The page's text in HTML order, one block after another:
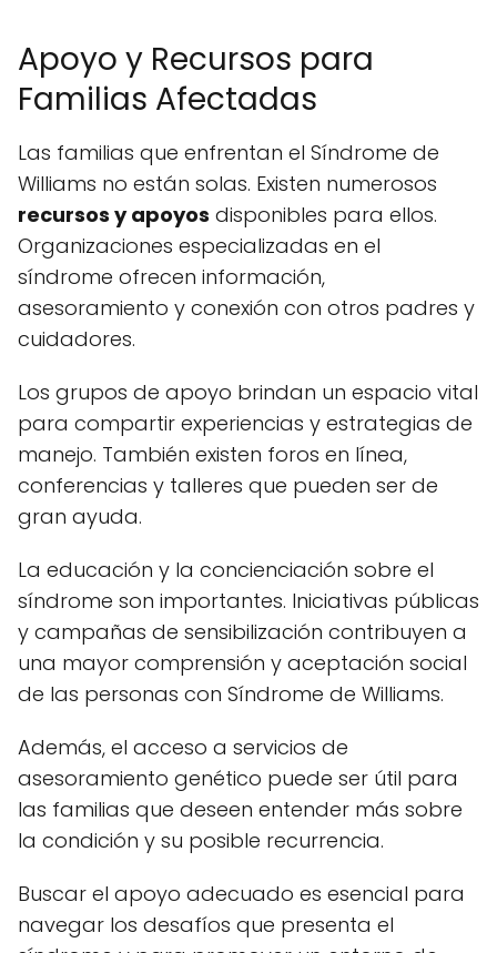
Apoyo y Recursos para
Familias Afectadas
Las familias que enfrentan el Síndrome de
Williams no están solas. Existen numerosos
recursos y apoyos disponibles para ellos.
Organizaciones especializadas en el
síndrome ofrecen información,
asesoramiento y conexión con otros padres y
cuidadores.
Los grupos de apoyo brindan un espacio vital
para compartir experiencias y estrategias de
manejo. También existen foros en línea,
conferencias y talleres que pueden ser de
gran ayuda.
La educación y la concienciación sobre el
síndrome son importantes. Iniciativas públicas
y campañas de sensibilización contribuyen a
una mayor comprensión y aceptación social
de las personas con Síndrome de Williams.
Además, el acceso a servicios de
asesoramiento genético puede ser útil para
las familias que deseen entender más sobre
la condición y su posible recurrencia.
Buscar el apoyo adecuado es esencial para
navegar los desafíos que presenta el